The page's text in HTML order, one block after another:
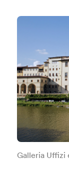
Galleria Uffizi